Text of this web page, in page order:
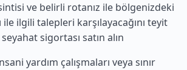
ve belirli rotanız ile bölgenizdeki
ilgili talepleri karşılayacağını teyit
sigortası satın alın
yardım çalışmaları veya sınır